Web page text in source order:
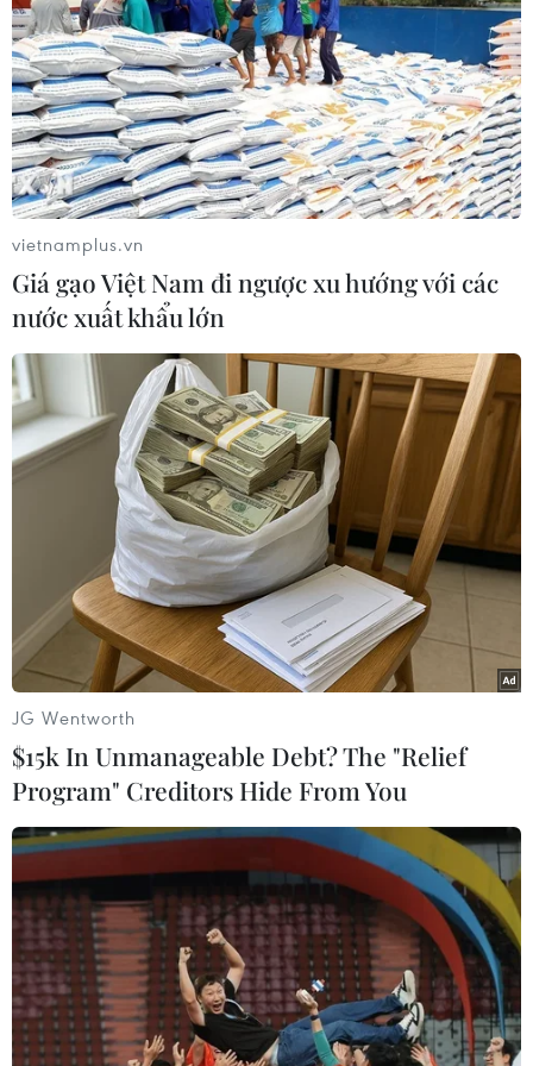
Singapore: Ít nhất 50% ca nhiễm mới
không có triệu chứng
08/06/2020 12:09
Người đứng đầu lực lượng đặc biệt phòng chống
COVID-19 của Singapore, các ca nhiễm không có triệu
chứng ít có cơ hội lây lan virus SARS-CoV-2 bởi người
bệnh không ho hay hắt hơi.
Singapore cấp phép thuốc Remdesivir
điều trị bệnh nhân COVID-19
vietnamplus.vn
Giá gạo Việt Nam đi ngược xu hướng với các
nước xuất khẩu lớn
JG Wentworth
$15k In Unmanageable Debt? The "Relief
Program" Creditors Hide From You